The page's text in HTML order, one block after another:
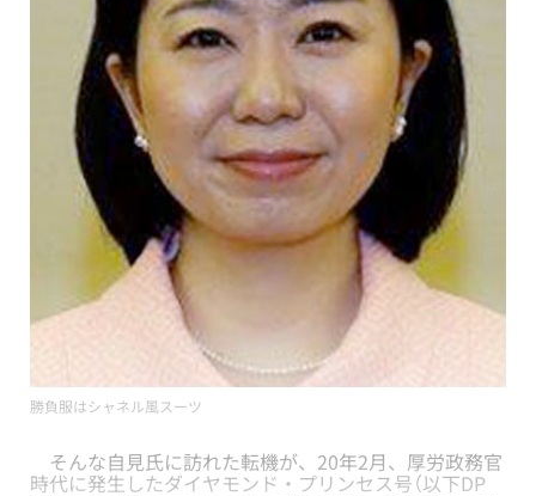
勝負服はシャネル風スーツ
そんな自見氏に訪れた転機が、20年2月、厚労政務官
時代に発生したダイヤモンド・プリンセス号（以下DP